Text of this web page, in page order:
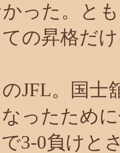
った。と
の昇格だ
JFL。国士
ったため
3-0負けと